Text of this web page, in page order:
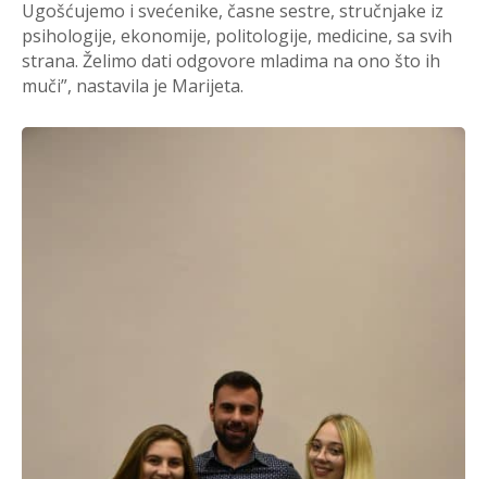
Ugošćujemo i svećenike, časne sestre, stručnjake iz
psihologije, ekonomije, politologije, medicine, sa svih
strana. Želimo dati odgovore mladima na ono što ih
muči”, nastavila je Marijeta.